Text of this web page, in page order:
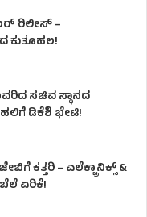
ರಿಲೀಸ್‌ –
ಕುತೂಹಲ!
ಸಚಿವ ಸ್ಥಾನದ
ಡಿಕೆಶಿ ಭೇಟಿ!
ಕತ್ತರಿ – ಎಲೆಕ್ಟ್ರಾನಿಕ್ಸ್ &
ಏರಿಕೆ!